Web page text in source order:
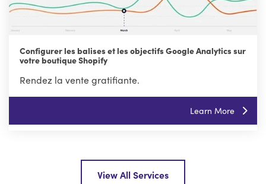
Configurer les balises et les objectifs Google Analytics sur
votre boutique Shopify
Rendez la vente gratifiante.
Learn More
View All Services